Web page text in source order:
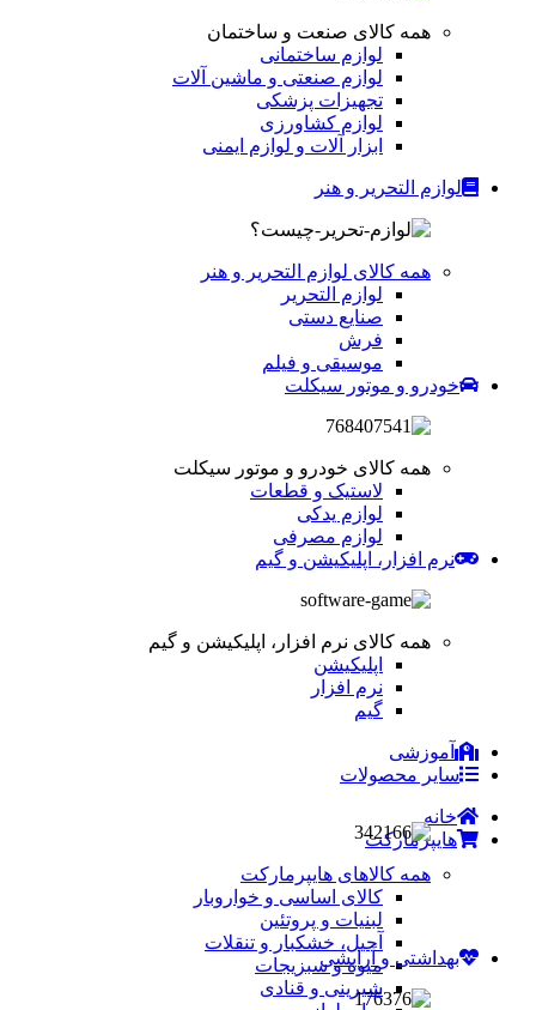
همه کالای صنعت و ساختمان
لوازم ساختمانی
لوازم صنعتی و ماشین آلات
تجهیزات پزشکی
لوازم کشاورزی
ابزار آلات و لوازم ایمنی
لوازم التحریر و هنر
همه کالای لوازم التحریر و هنر
لوازم التحریر
صنایع دستی
فرش
موسیقی و فیلم
خودرو و موتور سیکلت
همه کالای خودرو و موتور سیکلت
لاستیک و قطعات
لوازم یدکی
لوازم مصرفی
نرم افزار، اپلیکیشن و گیم
همه کالای نرم افزار، اپلیکیشن و گیم
اپلیکیشن
نرم افزار
گیم
آموزشی
سایر محصولات
خانه
هایپرمارکت
همه کالاهای هایپرمارکت
کالای اساسی و خواروبار
لبنیات و پروتئین
آجیل، خشکبار و تنقلات
میوه و سبزیجات
شیرینی و قنادی
بهداشتی و آرایشی